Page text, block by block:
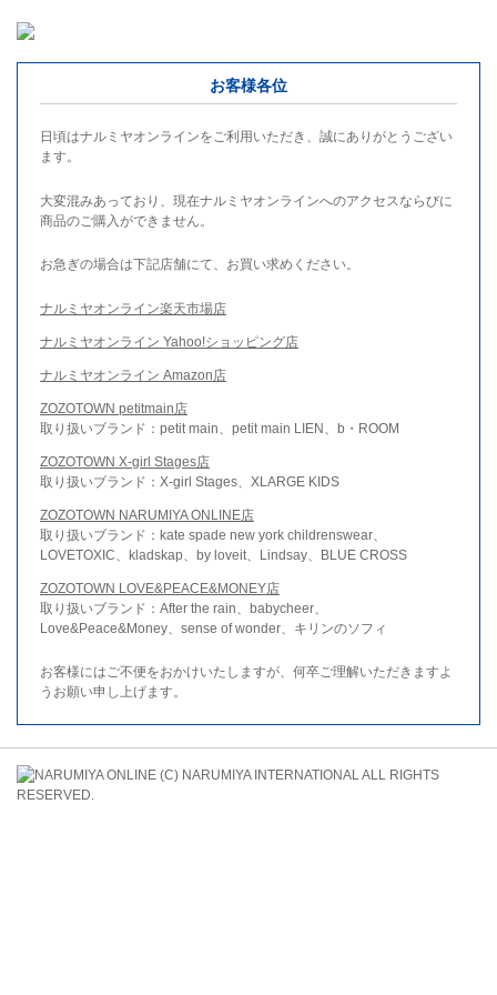
お客様各位
日頃はナルミヤオンラインをご利用いただき、誠にありがとうござい
ます。
大変混みあっており、現在ナルミヤオンラインへのアクセスならびに
商品のご購入ができません。
お急ぎの場合は下記店舗にて、お買い求めください。
ナルミヤオンライン楽天市場店
ナルミヤオンライン Yahoo!ショッピング店
ナルミヤオンライン Amazon店
ZOZOTOWN petitmain店
取り扱いブランド：petit main、petit main LIEN、b・ROOM
ZOZOTOWN X-girl Stages店
取り扱いブランド：X-girl Stages、XLARGE KIDS
ZOZOTOWN NARUMIYA ONLINE店
取り扱いブランド：kate spade new york childrenswear、
LOVETOXIC、kladskap、by loveit、Lindsay、BLUE CROSS
ZOZOTOWN LOVE&PEACE&MONEY店
取り扱いブランド：After the rain、babycheer、
Love&Peace&Money、sense of wonder、キリンのソフィ
お客様にはご不便をおかけいたしますが、何卒ご理解いただきますよ
うお願い申し上げます。